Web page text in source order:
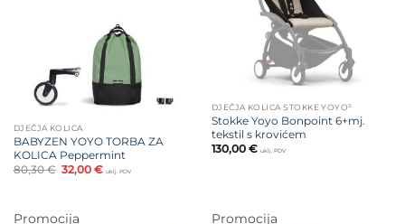
DJEČJA KOLICA
BABYZEN YOYO TORBA ZA
KOLICA Peppermint
80,30€ Izvorna
cijena
80,30 €.
32,00€Trenutna
uklj. PDV
DJEČJA KOLICA STOKKE YOYO³
Stokke Yoyo Bonpoint 6+mj.
tekstil s krovićem
130,00 € uklj. PDV
Promocija Promocija